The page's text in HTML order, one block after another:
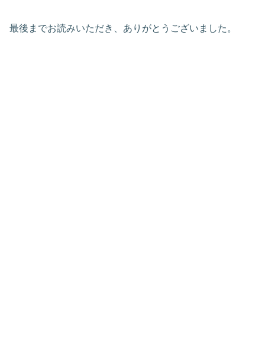
最後までお読みいただき、ありがとうございました。